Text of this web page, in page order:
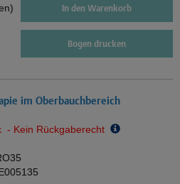
In den Warenkorb
Bogen drucken
im Oberbauchbereich
- Kein Rückgaberecht